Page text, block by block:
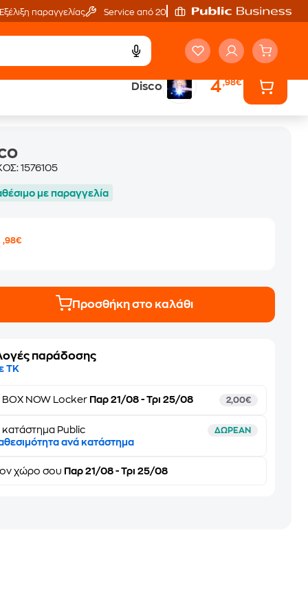
Εξέλιξη παραγγελίας Service από 20'
Disco 4,98€
1576105
με παραγγελία
,98€
Προσθήκη στο καλάθι
παράδοσης
ΤΚ
BOX NOW Locker Παρ 21/08 - Τρι 25/08 2,00€
κατάστημα Public ΔΩΡΕΑΝ
ανά κατάστημα
χώρο σου Παρ 21/08 - Τρι 25/08